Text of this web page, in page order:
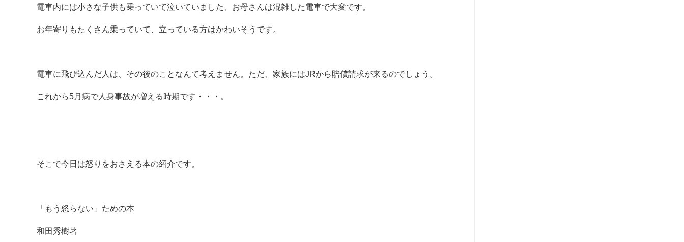
電車内には小さな子供も乗っていて泣いていました、お母さんは混雑した電車で大変です。
お年寄りもたくさん乗っていて、立っている方はかわいそうです。
電車に飛び込んだ人は、その後のことなんて考えません。ただ、家族にはJRから賠償請求が来るのでしょう。
これから5月病で人身事故が増える時期です・・・。
そこで今日は怒りをおさえる本の紹介です。
「もう怒らない」ための本
和田秀樹著